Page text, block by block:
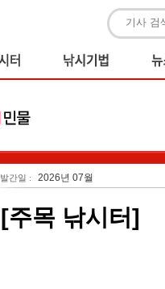
발간일 : 2026년 07월